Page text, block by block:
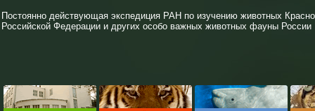
Постоянно действующая экспедиция РАН по изучению животных
Российской Федерации и других особо важных животных фауны России